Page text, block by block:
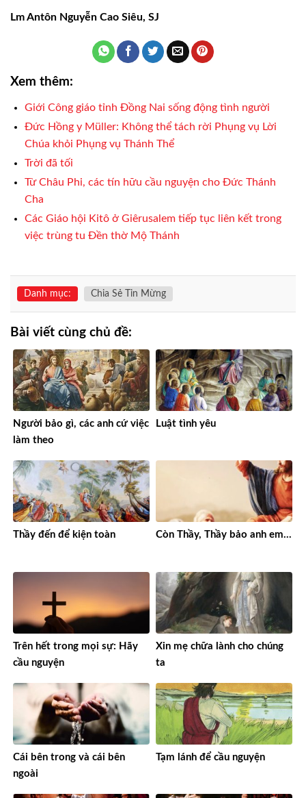
Lm Antôn Nguyễn Cao Siêu, SJ
Xem thêm:
Giới Công giáo tỉnh Đồng Nai sống động tình người
Đức Hồng y Müller: Không thể tách rời Phụng vụ Lời
Chúa khỏi Phụng vụ Thánh Thể
Trời đã tối
Từ Châu Phi, các tín hữu cầu nguyện cho Đức Thánh
Cha
Các Giáo hội Kitô ở Giêrusalem tiếp tục liên kết trong
việc trùng tu Đền thờ Mộ Thánh
Danh mục: Chia Sẻ Tin Mừng
Bài viết cùng chủ đề:
Người bảo gì, các anh cứ việc
làm theo
Luật tình yêu
Thầy đến để kiện toàn Còn Thầy, Thầy bảo anh em…
Trên hết trong mọi sự: Hãy
cầu nguyện
Xin mẹ chữa lành cho chúng
ta
Cái bên trong và cái bên
ngoài
Tạm lánh để cầu nguyện